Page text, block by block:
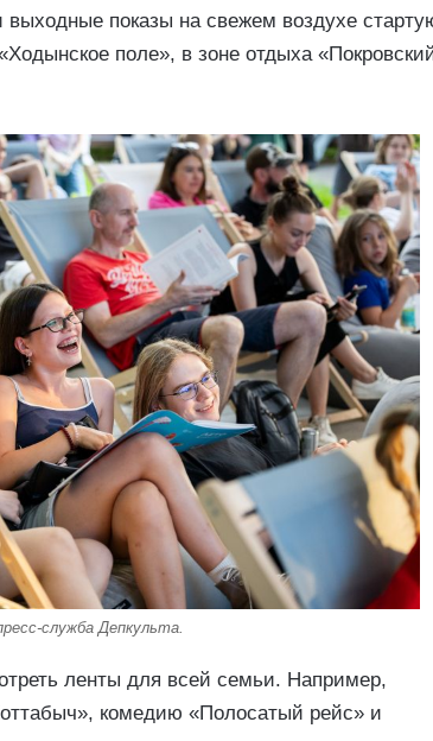
выходные показы на свежем воздухе
поле», в зоне отдыха
служба Депкульта.
ленты для всей семьи. Например,
комедию «Полосатый рейс» и